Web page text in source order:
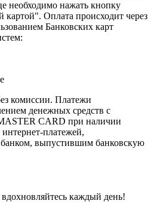
необходимо нажать кнопку
картой". Оплата происходит через
Банковских карт
комиссии. Платежи
денежных средств с
CARD при наличии
платежей,
выпустившим банковскую
каждый день!